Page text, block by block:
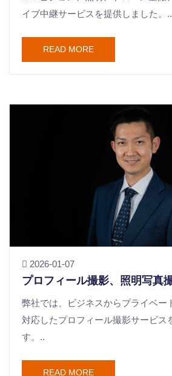
イブ中継サービスを提供しました。..
READ MORE
2026-01-07
プロフィール撮影、照明写真
弊社では、ビジネスからプライベー
対応したプロフィール撮影サービス
す。..
READ MORE